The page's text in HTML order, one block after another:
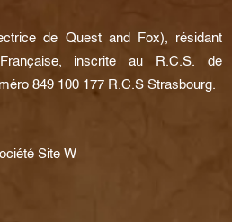
de Quest and Fox), résidant
inscrite au R.C.S. de
849 100 177 R.C.S Strasbourg.
Site W